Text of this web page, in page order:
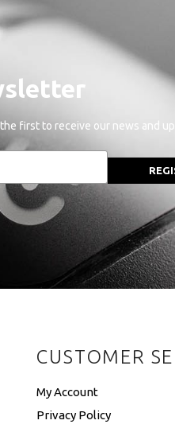
first to receive our news and
CUSTOMER
My Account
Privacy Policy